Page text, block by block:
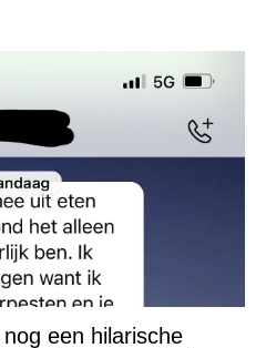
een hilarische